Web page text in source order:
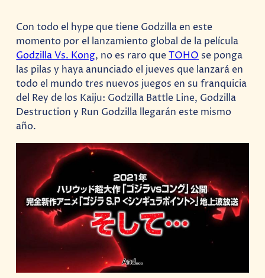
Con todo el hype que tiene Godzilla en este
momento por el lanzamiento global de la película
Godzilla Vs. Kong, no es raro queTOHO se ponga
las pilas y haya anunciado el jueves que lanzará en
todo el mundo tres nuevos juegos en su franquicia
del Rey de los Kaiju: Godzilla Battle Line, Godzilla
Destruction y Run Godzilla llegarán este mismo
año.